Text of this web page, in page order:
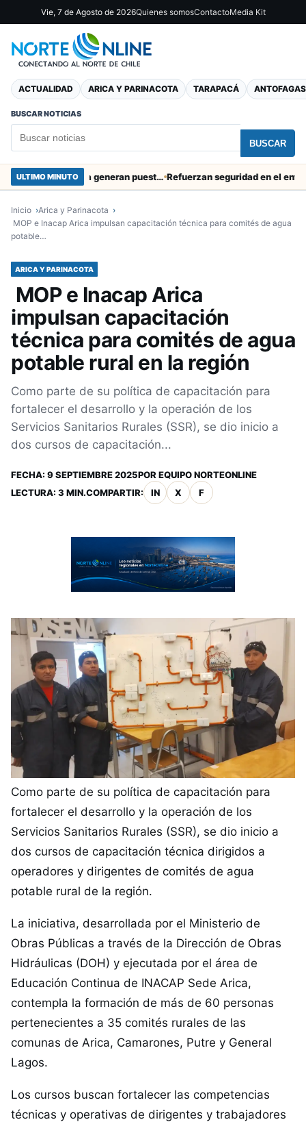
Vie, 7 de Agosto de 2026Quienes somosContactoMedia Kit
ACTUALIDAD ARICA Y PARINACOTA TARAPACÁ
BUSCAR NOTICIAS
BUSCAR
ULTIMO MINUTO Obras de Aguas del Altiplano en Arica generan puestos de trabajo Refuerzan seguridad en el entorno
Inicio
Arica y Parinacota
MOP e Inacap Arica impulsan capacitación técnica para comités de agua
potable…
ARICA Y PARINACOTA
MOP e Inacap Arica
impulsan capacitación
técnica para comités de agua
potable rural en la región
Como parte de su política de capacitación para
fortalecer el desarrollo y la operación de los
Servicios Sanitarios Rurales (SSR), se dio inicio a
dos cursos de capacitación...
FECHA: 9 SEPTIEMBRE 2025POR EQUIPO NORTEONLINE
LECTURA: 3 MIN.COMPARTIR: IN X F
Como parte de su política de capacitación para
fortalecer el desarrollo y la operación de los
Servicios Sanitarios Rurales (SSR), se dio inicio a
dos cursos de capacitación técnica dirigidos a
operadores y dirigentes de comités de agua
potable rural de la región.
La iniciativa, desarrollada por el Ministerio de
Obras Públicas a través de la Dirección de Obras
Hidráulicas (DOH) y ejecutada por el área de
Educación Continua de INACAP Sede Arica,
contempla la formación de más de 60 personas
pertenecientes a 35 comités rurales de las
comunas de Arica, Camarones, Putre y General
Lagos.
Los cursos buscan fortalecer las competencias
técnicas y operativas de dirigentes y trabajadores